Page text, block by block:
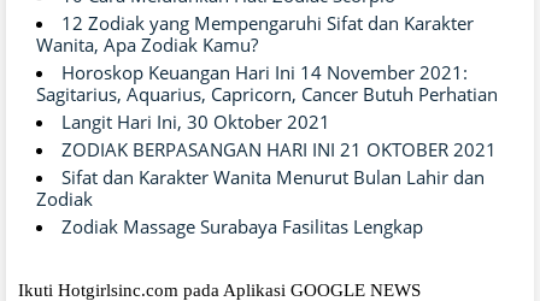
12 Zodiak yang Mempengaruhi Sifat dan Karakter
Wanita, Apa Zodiak Kamu?
Horoskop Keuangan Hari Ini 14 November 2021:
Sagitarius, Aquarius, Capricorn, Cancer Butuh Perhatian
Langit Hari Ini, 30 Oktober 2021
ZODIAK BERPASANGAN HARI INI 21 OKTOBER 2021
Sifat dan Karakter Wanita Menurut Bulan Lahir dan
Zodiak
Zodiak Massage Surabaya Fasilitas Lengkap
Ikuti Hotgirlsinc.com pada Aplikasi GOOGLE NEWS